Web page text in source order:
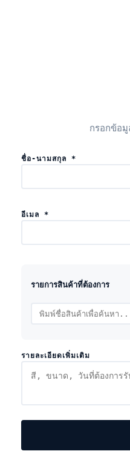
กรอกข้อ
ชื่อ-นามสกุล *
อีเมล *
รายการสินค้าที่ต้องการ
รายละเอียดเพิ่มเติม